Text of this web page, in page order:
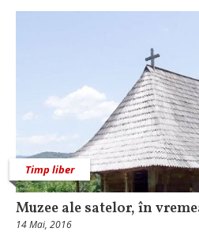
Timp liber
Muzee ale satelor, în
14 Mai, 2016